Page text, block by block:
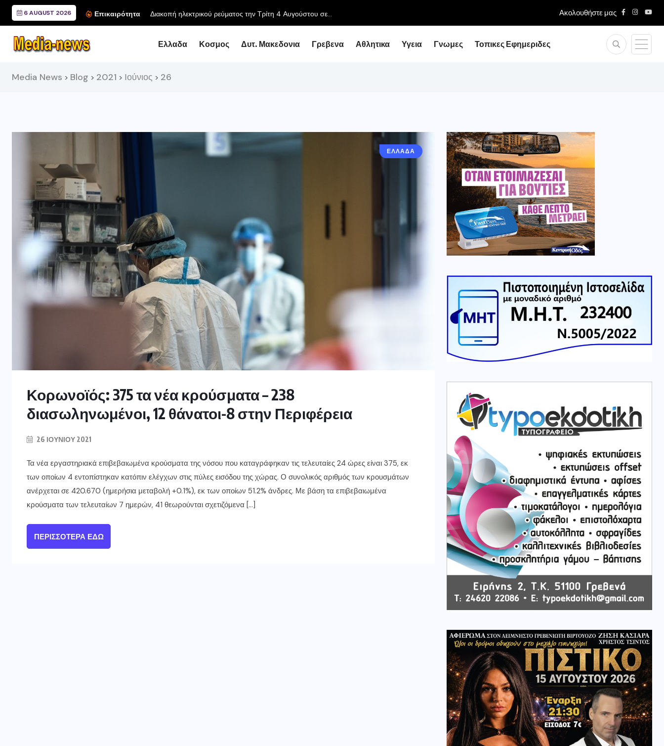
6 AUGUST 2026 Επικαιρότητα Συνάντηση του Περιφερειάρχη με τον Υφυπουργό Εθνικής Οικονομίας... Ακολουθήστε μας
Ελλαδα Κοσμος Δυτ. Μακεδονια Γρεβενα Αθλητικα Υγεια Γνωμες Τοπικες Εφημεριδες
Media News > Blog > 2021 > Ιούνιος > 26
ΕΛΛΑΔΑ
Κορωνοϊός: 375 τα νέα κρούσματα – 238
διασωληνωμένοι, 12 θάνατοι-8 στην Περιφέρεια
26 ΙΟΥΝΊΟΥ 2021
Τα νέα εργαστηριακά επιβεβαιωμένα κρούσματα της νόσου που καταγράφηκαν τις τελευταίες 24 ώρες είναι 375, εκ
των οποίων 4 εντοπίστηκαν κατόπιν ελέγχων στις πύλες εισόδου της χώρας. Ο συνολικός αριθμός των κρουσμάτων
ανέρχεται σε 420.670 (ημερήσια μεταβολή +0.1%), εκ των οποίων 51.2% άνδρες. Με βάση τα επιβεβαιωμένα
κρούσματα των τελευταίων 7 ημερών, 41 θεωρούνται σχετιζόμενα […]
ΠΕΡΙΣΣΌΤΕΡΑ ΕΔΏ